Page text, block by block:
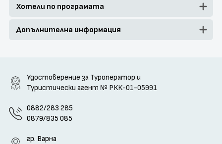
Хотели по програмата
Допълнителна информация
Удостоверение за Туроператор и
Туристически агент № РКК-01-05991
0882/283 285
0879/835 085
гр. Варна